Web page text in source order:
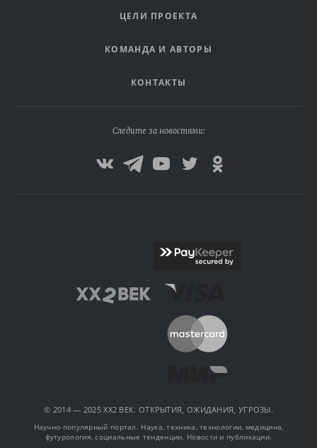
ЦЕЛИ ПРОЕКТА
КОМАНДА И АВТОРЫ
КОНТАКТЫ
Следите за новостями:
© 2014 — 2025 XX2 ВЕК. ОТКРЫТИЯ, ОЖИДАНИЯ, УГРОЗЫ.
Научно-популярный портал. Наука, техника, технологии, медицина,
футурология, социальные тенденции. Новости и публикации.